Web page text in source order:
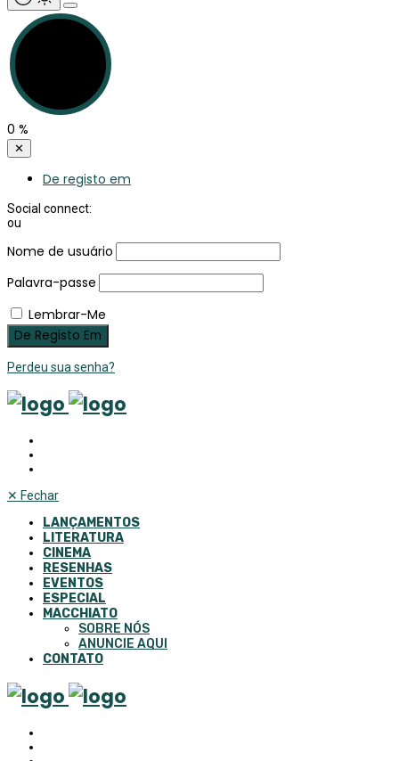
0 %
✕
De registo em
Social connect:
ou
Nome de usuário
Palavra-passe
Lembrar-Me
Perdeu sua senha?
✕ Fechar
LANÇAMENTOS
LITERATURA
CINEMA
RESENHAS
EVENTOS
ESPECIAL
MACCHIATO
SOBRE NÓS
ANUNCIE AQUI
CONTATO